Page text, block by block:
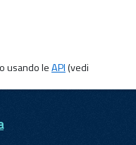
usando leAPI(vedi